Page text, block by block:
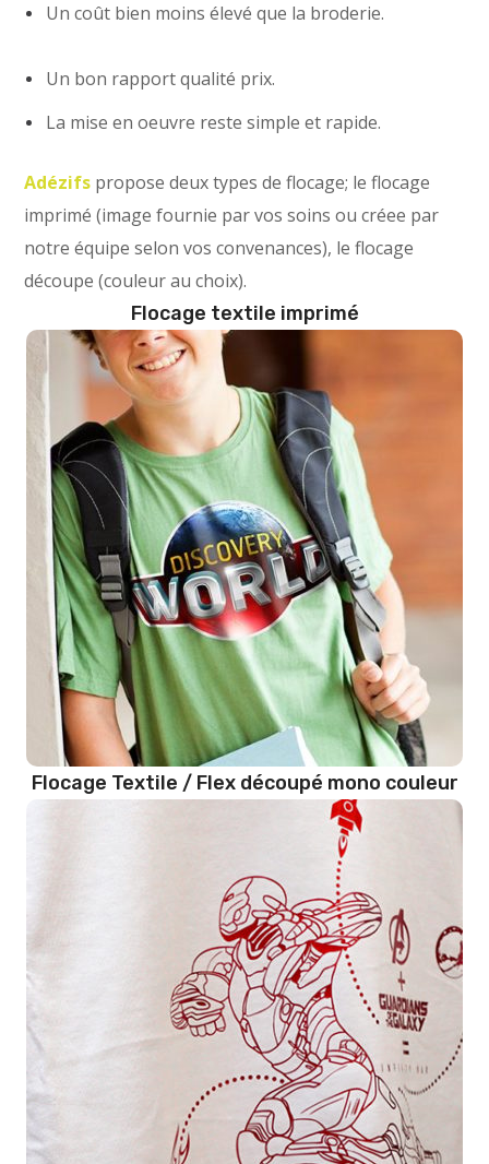
Un coût bien moins élevé que la broderie.
Un bon rapport qualité prix.
La mise en oeuvre reste simple et rapide.
Adézifs propose deux types de flocage; le flocage
imprimé (image fournie par vos soins ou créee par
notre équipe selon vos convenances), le flocage
découpe (couleur au choix).
Flocage textile imprimé
Flocage Textile / Flex découpé mono couleur